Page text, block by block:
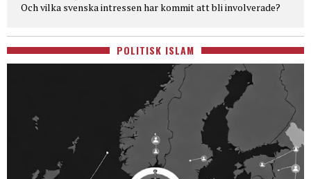
Och vilka svenska intressen har kommit att bli involverade?
POLITISK ISLAM